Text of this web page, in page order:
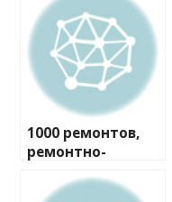
1000 ремонтов,
ремонтно-
компания